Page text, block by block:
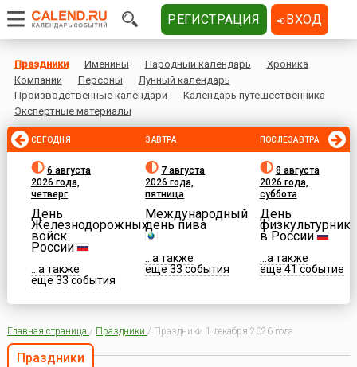
Праздники Именины Народный календарь
Хроника
Компании
Персоны
Лунный календарь
Производственные календари
Календарь путешественника
Экспертные материалы
СЕГОДНЯ
6 августа
2026 года,
четверг
День
Железнодорожных
войск
России
...а также
еще 33 события
ЗАВТРА
7 августа
2026 года,
пятница
Международный
день пива
...а также
еще 33 события
ПОСЛЕЗАВТРА
8 августа
2026 года,
суббота
День
физкультурника
в России
...а также
еще 41 событие
Главная страница / Праздники / Праздники 1 декабря 2026 года
Праздники
РЕГИСТРАЦИЯ ВХОД